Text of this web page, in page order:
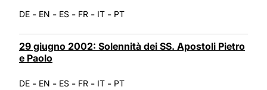
DE - EN - ES - FR - IT - PT
29 giugno 2002: Solennità dei SS. Apostoli Pietro
e Paolo
DE - EN - ES - FR - IT - PT